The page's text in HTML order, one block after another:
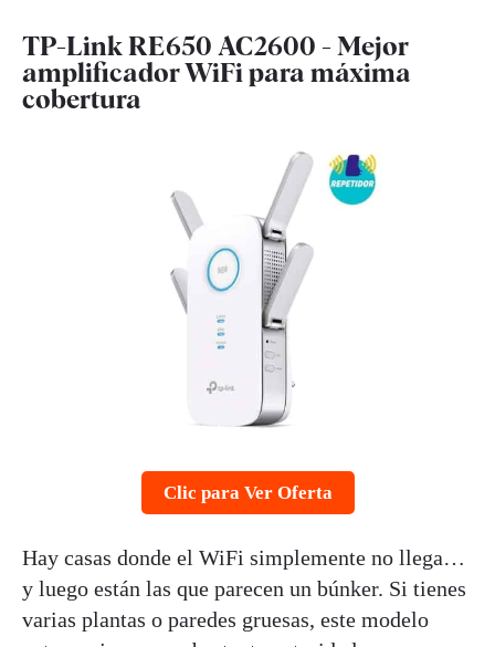
TP-Link RE650 AC2600 - Mejor
amplificador WiFi para máxima
cobertura
Clic para Ver Oferta
Hay casas donde el WiFi simplemente no llega…
y luego están las que parecen un búnker. Si tienes
varias plantas o paredes gruesas, este modelo